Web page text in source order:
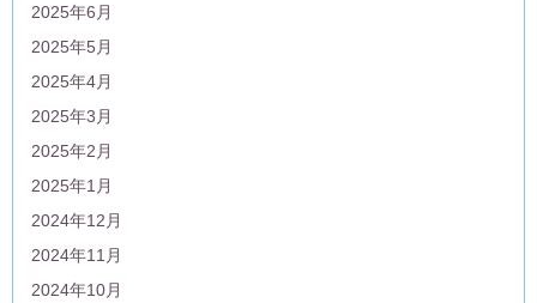
2025年6月
2025年5月
2025年4月
2025年3月
2025年2月
2025年1月
2024年12月
2024年11月
2024年10月